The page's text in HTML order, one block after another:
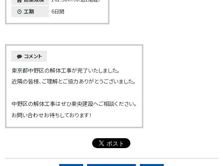
工期
6日間
コメント
東京都中野区の解体工事が完了いたしました。
近隣の皆様、ご理解とご協力ありがとうございました。
中野区の解体工事はぜひ東央建設へご相談ください。
お問い合わせお待ちしております！